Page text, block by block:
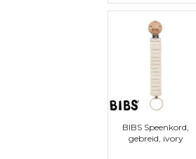
BIBS Speenkord,
gebreid, ivory